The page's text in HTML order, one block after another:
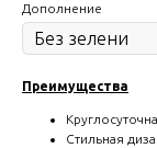
Дополнение
Преимущества
Стильная